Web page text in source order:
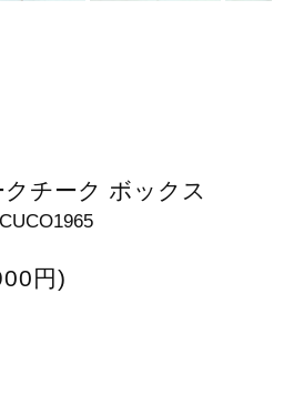
チーク ボックス
CUCO1965
円)